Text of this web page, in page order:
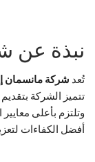
نبذة عن
تُعد شركة مانسمان
تتميز الشركة
وتلتزم بأعلى
أفضل الكفاءات